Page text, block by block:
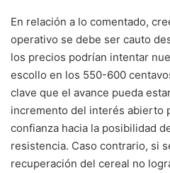
En relación a lo comentado,
operativo se debe ser cauto
los precios podrían intentar
escollo en los 550-600
clave que el avance pueda
incremento del interés abierto
confianza hacia la posibilidad
resistencia. Caso contrario, si
recuperación del cereal no